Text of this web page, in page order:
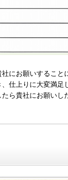
にお願いすること
仕上りに大変満足
ら貴社にお願いし